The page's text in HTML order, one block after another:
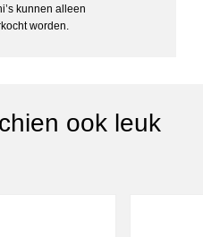
kunnen alleen
worden.
ook leuk